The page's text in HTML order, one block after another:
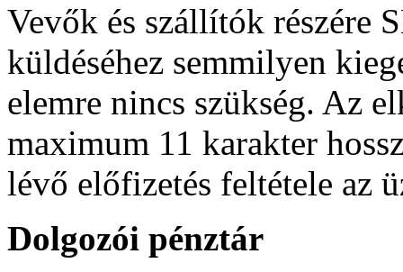
Vevők és szállítók részére
küldéséhez semmilyen
elemre nincs szükség. Az
maximum 11 karakter
lévő előfizetés feltétele az
Dolgozói pénztár